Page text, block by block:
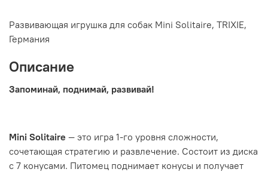
Развивающая игрушка для собак Mini Solitaire, TRIXIE,
Германия
Описание
Запоминай, поднимай, развивай!
Mini Solitaire — это игра 1-го уровня сложности,
сочетающая стратегию и развлечение. Состоит из диска
с 7 конусами. Питомец поднимает конусы и получает